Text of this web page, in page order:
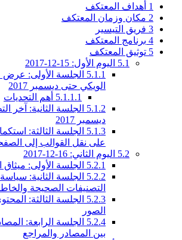
1 أهداف المعتكف
2 مكان وزمان المعتكف
3 فريق التيسير
4 برنامج المعتكف
5 توثيق المعتكف
5.1 اليوم الأول: 15-12-2017
5.1.1 الجلسة الأولى:
الويكي حتى ديسمبر 2017
5.1.1.1 أهم التحديات
5.1.2 الجلسة الثانية: آخر
ديسمبر 2017
5.1.3 الجلسة الثالثة:
على نقل القوالب إلى
5.2 اليوم الثاني: 16-12-2017
5.2.1 الجلسة الأولى:
5.2.2 الجلسة الثانية:
التصنيفات الصحيحة
5.2.3 الجلسة الثالثة:
الصور
5.2.4 الجلسة الرابعة:
بين المصادر والمراجع